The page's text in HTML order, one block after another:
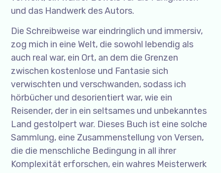
und das Handwerk des Autors.
Die Schreibweise war eindringlich und immersiv,
zog mich in eine Welt, die sowohl lebendig als
auch real war, ein Ort, an dem die Grenzen
zwischen kostenlose und Fantasie sich
verwischten und verschwanden, sodass ich
hörbücher und desorientiert war, wie ein
Reisender, der in ein seltsames und unbekanntes
Land gestolpert war. Dieses Buch ist eine solche
Sammlung, eine Zusammenstellung von Versen,
die die menschliche Bedingung in all ihrer
Komplexität erforschen, ein wahres Meisterwerk